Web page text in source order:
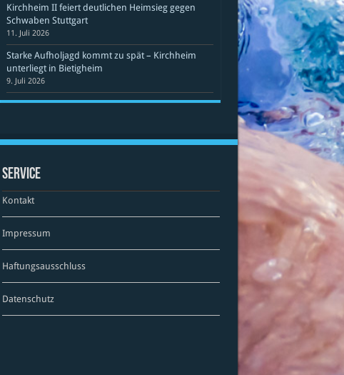
Kirchheim II feiert deutlichen Heimsieg gegen
Schwaben Stuttgart
11. Juli 2026
Starke Aufholjagd kommt zu spät – Kirchheim
unterliegt in Bietigheim
9. Juli 2026
Service
Kontakt
Impressum
Haftungsausschluss
Datenschutz